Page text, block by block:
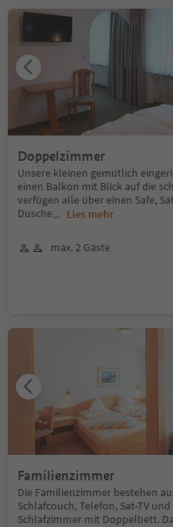
Doppelzimmer
Unsere kleinen gemütlich
einen Balkon mit Blick auf die
verfügen alle über einen Safe,
Dusche... Lies mehr
max. 2 Gäste
Familienzimmer
Die Familienzimmer bestehen
Schlafcouch, Telefon, Sat-TV
Schlafzimmer mit Doppelbett.